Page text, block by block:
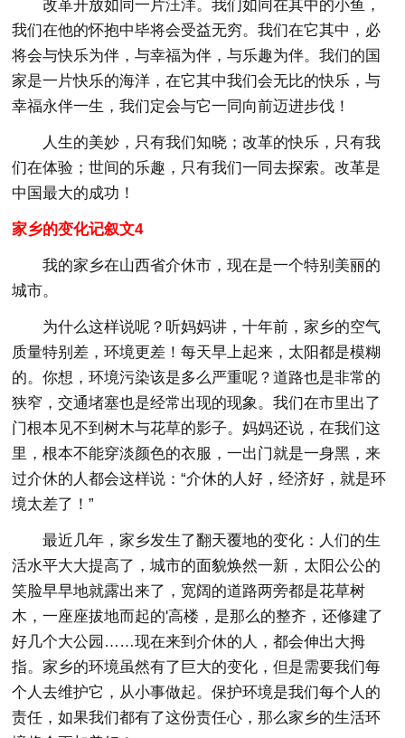
改革开放如同一片汪洋。我们如同在其中的小鱼，
我们在他的怀抱中毕将会受益无穷。我们在它其中，必
将会与快乐为伴，与幸福为伴，与乐趣为伴。我们的国
家是一片快乐的海洋，在它其中我们会无比的快乐，与
幸福永伴一生，我们定会与它一同向前迈进步伐！
人生的美妙，只有我们知晓；改革的快乐，只有我
们在体验；世间的乐趣，只有我们一同去探索。改革是
中国最大的成功！
家乡的变化记叙文4
我的家乡在山西省介休市，现在是一个特别美丽的
城市。
为什么这样说呢？听妈妈讲，十年前，家乡的空气
质量特别差，环境更差！每天早上起来，太阳都是模糊
的。你想，环境污染该是多么严重呢？道路也是非常的
狭窄，交通堵塞也是经常出现的现象。我们在市里出了
门根本见不到树木与花草的影子。妈妈还说，在我们这
里，根本不能穿淡颜色的衣服，一出门就是一身黑，来
过介休的人都会这样说：“介休的人好，经济好，就是环
境太差了！”
最近几年，家乡发生了翻天覆地的变化：人们的生
活水平大大提高了，城市的面貌焕然一新，太阳公公的
笑脸早早地就露出来了，宽阔的道路两旁都是花草树
木，一座座拔地而起的'高楼，是那么的整齐，还修建了
好几个大公园……现在来到介休的人，都会伸出大拇
指。家乡的环境虽然有了巨大的变化，但是需要我们每
个人去维护它，从小事做起。保护环境是我们每个人的
责任，如果我们都有了这份责任心，那么家乡的生活环